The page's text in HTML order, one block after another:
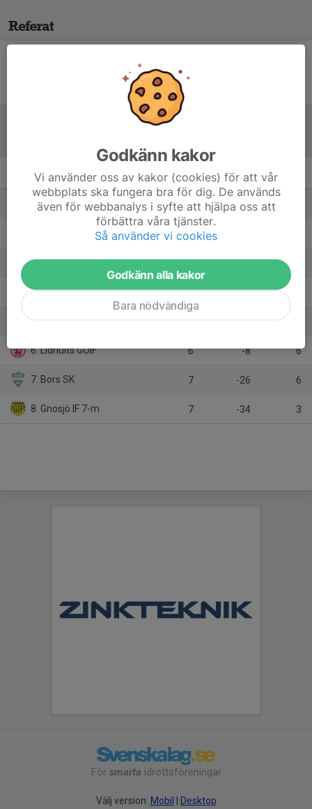
Referat
Inget referat skrivet
P2012 V M +/-
1. BOSS 2 6 21
7
3. BLF 6 28
4. Värnamo Södra FF 2 6 21
6. Lidhults GOIF 6 -8 6
7. Bors SK 7 -26 6
8. Gnosjö IF 7-m 7 -34 3
För smarta idrottsföreningar
Välj version: Mobil Desktop
Godkänn kakor
Vi använder oss av kakor (cookies) för att vår
webbplats ska fungera bra för dig. De används
även för webbanalys i syfte att hjälpa oss att
förbättra våra tjänster.
Så använder vi cookies
Godkänn alla kakor
Bara nödvändiga